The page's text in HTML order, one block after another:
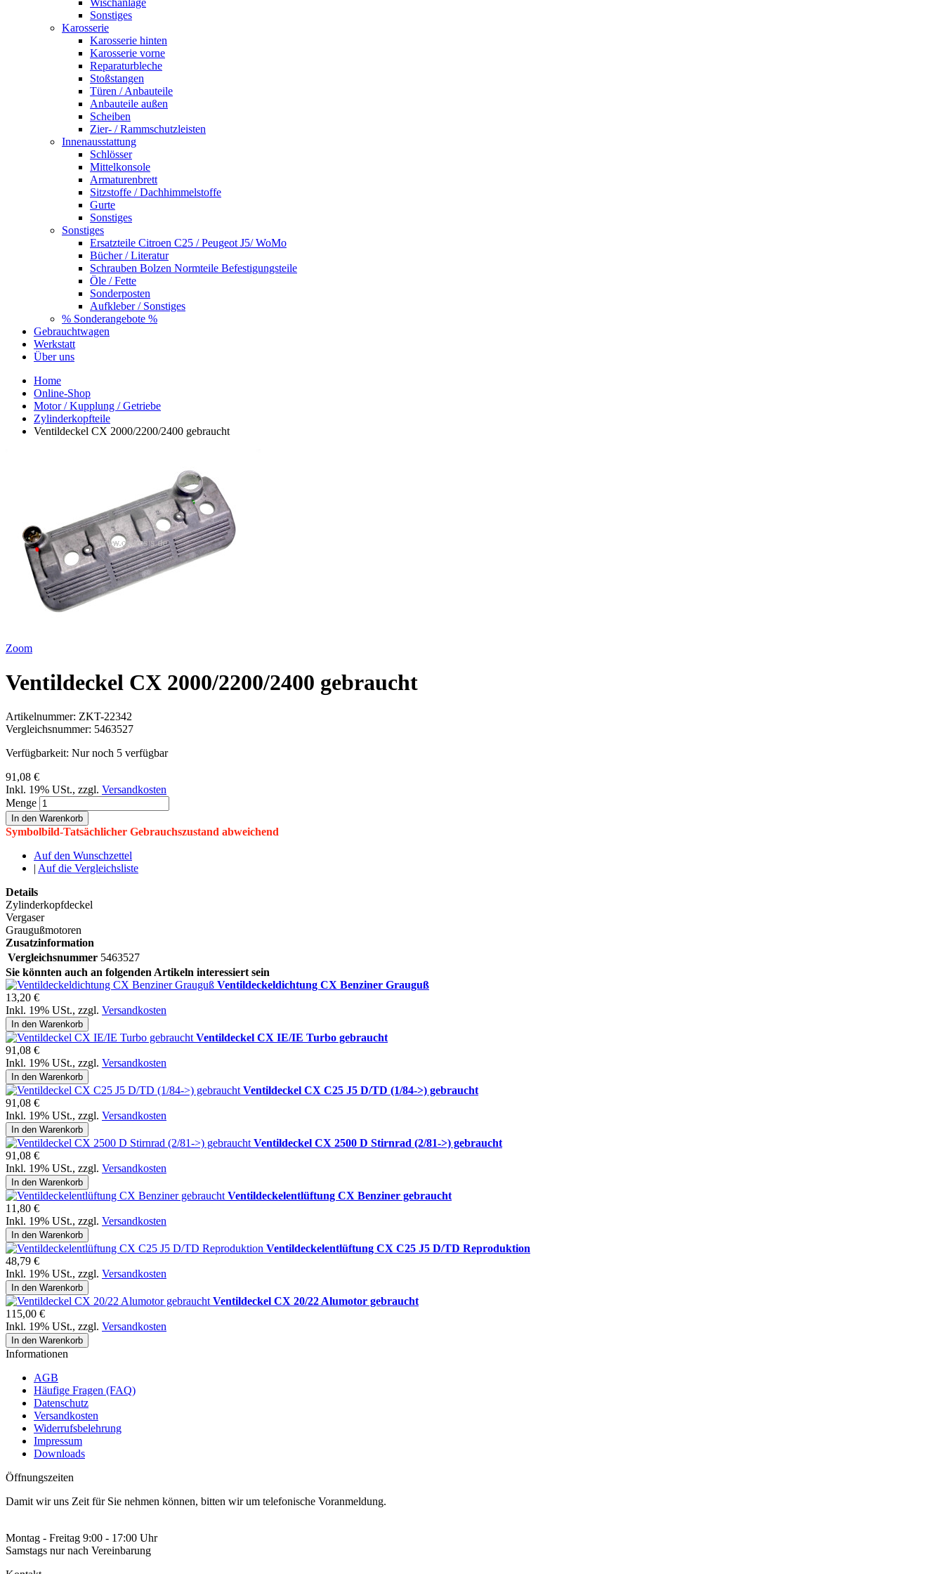
Sonstiges
Karosserie
Karosserie hinten
Karosserie vorne
Reparaturbleche
Stoßstangen
Türen / Anbauteile
Anbauteile außen
Scheiben
Zier- / Rammschutzleisten
Innenausstattung
Schlösser
Mittelkonsole
Armaturenbrett
Sitzstoffe / Dachhimmelstoffe
Gurte
Sonstiges
Sonstiges
Ersatzteile Citroen C25 / Peugeot J5/ WoMo
Bücher / Literatur
Schrauben Bolzen Normteile Befestigungsteile
Öle / Fette
Sonderposten
Aufkleber / Sonstiges
% Sonderangebote %
Gebrauchtwagen
Werkstatt
Über uns
Home
Online-Shop
Motor / Kupplung / Getriebe
Zylinderkopfteile
Ventildeckel CX 2000/2200/2400 gebraucht
Zoom
Ventildeckel CX 2000/2200/2400 gebraucht
Artikelnummer: ZKT-22342
Vergleichsnummer: 5463527
Verfügbarkeit: Nur noch 5 verfügbar
91,08 €
Inkl. 19% USt., zzgl. Versandkosten
Menge
In den Warenkorb
Symbolbild-Tatsächlicher Gebrauchszustand abweichend
Auf den Wunschzettel
| Auf die Vergleichsliste
Details
Zylinderkopfdeckel
Vergaser
Graugußmotoren
Zusatzinformation
Vergleichsnummer 5463527
Sie könnten auch an folgenden Artikeln interessiert sein
Ventildeckeldichtung CX Benziner Grauguß
13,20 €
Inkl. 19% USt., zzgl. Versandkosten
In den Warenkorb
Ventildeckel CX IE/IE Turbo gebraucht
91,08 €
Inkl. 19% USt., zzgl. Versandkosten
In den Warenkorb
Ventildeckel CX C25 J5 D/TD (1/84->) gebraucht
91,08 €
Inkl. 19% USt., zzgl. Versandkosten
In den Warenkorb
Ventildeckel CX 2500 D Stirnrad (2/81->) gebraucht
91,08 €
Inkl. 19% USt., zzgl. Versandkosten
In den Warenkorb
Ventildeckelentlüftung CX Benziner gebraucht
11,80 €
Inkl. 19% USt., zzgl. Versandkosten
In den Warenkorb
Ventildeckelentlüftung CX C25 J5 D/TD Reproduktion
48,79 €
Inkl. 19% USt., zzgl. Versandkosten
In den Warenkorb
Ventildeckel CX 20/22 Alumotor gebraucht
115,00 €
Inkl. 19% USt., zzgl. Versandkosten
In den Warenkorb
Informationen
AGB
Häufige Fragen (FAQ)
Datenschutz
Versandkosten
Widerrufsbelehrung
Impressum
Downloads
Öffnungszeiten
Damit wir uns Zeit für Sie nehmen können, bitten wir um telefonische Voranmeldung.
Montag - Freitag 9:00 - 17:00 Uhr
Samstags nur nach Vereinbarung